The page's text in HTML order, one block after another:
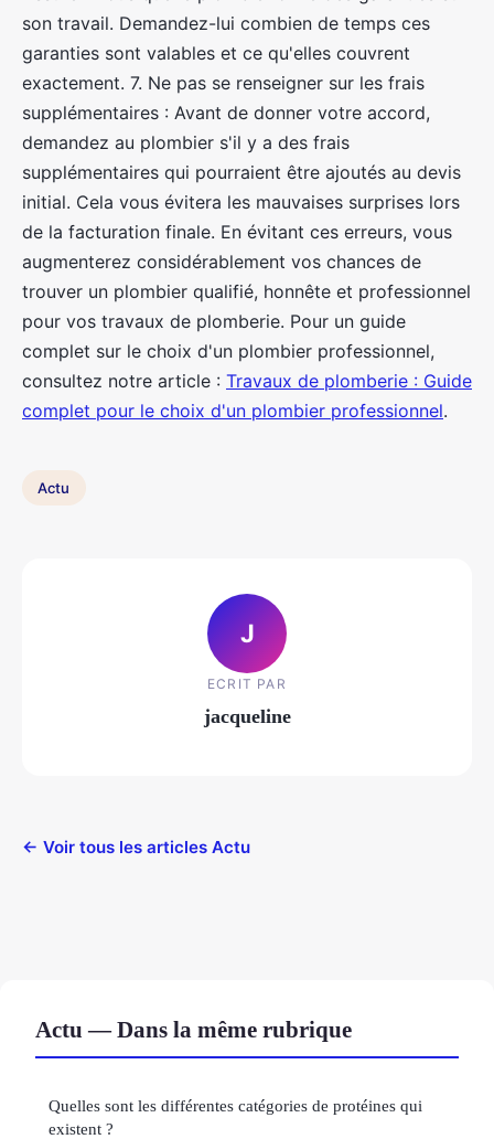
son travail. Demandez-lui combien de temps ces
garanties sont valables et ce qu'elles couvrent
exactement. 7. Ne pas se renseigner sur les frais
supplémentaires : Avant de donner votre accord,
demandez au plombier s'il y a des frais
supplémentaires qui pourraient être ajoutés au devis
initial. Cela vous évitera les mauvaises surprises lors
de la facturation finale. En évitant ces erreurs, vous
augmenterez considérablement vos chances de
trouver un plombier qualifié, honnête et professionnel
pour vos travaux de plomberie. Pour un guide
complet sur le choix d'un plombier professionnel,
consultez notre article : Travaux de plomberie : Guide
complet pour le choix d'un plombier professionnel.
Actu
J
ECRIT PAR
jacqueline
← Voir tous les articles Actu
Actu — Dans la même rubrique
Quelles sont les différentes catégories de protéines qui
existent ?